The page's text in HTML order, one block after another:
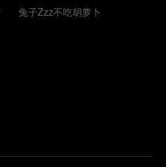
兔子Zzz不吃胡萝卜